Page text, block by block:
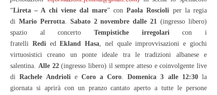
“Lireta – A chi viene dal mare” conPaola Roscioli per la regia
diMario Perrotta. Sabato 2 novembre dalle 21 (ingresso libero)
spazio al concerto Tempistiche irregolaricon i
fratelli RediedEkland Hasa, nel quale improvvisazioni e giochi
virtuosistici creano un ponte ideale tra le tradizioni albanese e
salentina. Alle 22(ingresso libero) il sempre atteso e coinvolgente live
diRachele Andriolie Coro a Coro.Domenica 3 alle 12:30la
giornata si aprirà con un pranzo cantato aperto a tutte le persone